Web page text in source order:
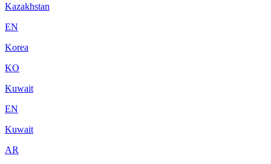
Kazakhstan
EN
Korea
KO
Kuwait
EN
Kuwait
AR